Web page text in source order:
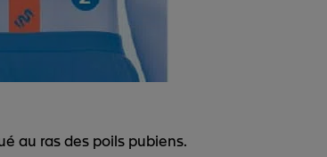
au ras des poils pubiens.